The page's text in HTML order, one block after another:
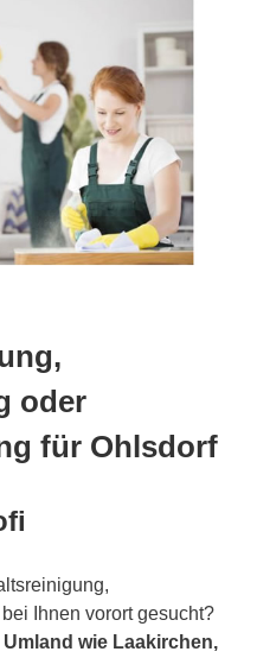
oder
für Ohlsdorf
Ihnen vorort gesucht?
wie Laakirchen,